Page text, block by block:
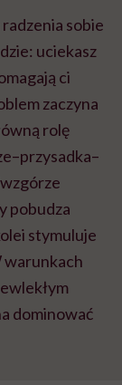
sobie
uciekasz
ci
zaczyna
rolę
pobudza
stymuluje
warunkach
dominować